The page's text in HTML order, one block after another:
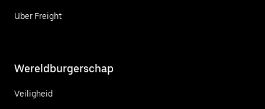
Uber Freight
Wereldburgerschap
Veiligheid